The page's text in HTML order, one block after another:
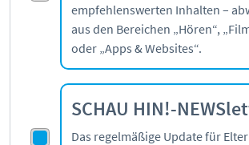
empfehlenswerten Inhalten –
aus den Bereichen „Hören“,
oder „Apps & Websites“.
SCHAU HIN!-
Das regelmäßige Update für